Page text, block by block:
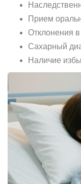
Прием
Отклонения
Сахарный
Наличие